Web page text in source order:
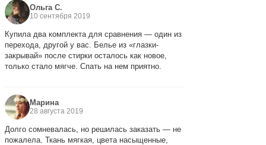
Ольга С.
10 сентября 2019
Купила два комплекта для сравнения — один из
перехода, другой у вас. Белье из «глазки-
закрывай» после стирки осталось как новое,
только стало мягче. Спать на нем приятно.
Марина
28 августа 2019
Долго сомневалась, но решилась заказать — не
пожалела. Ткань мягкая, цвета насыщенные,